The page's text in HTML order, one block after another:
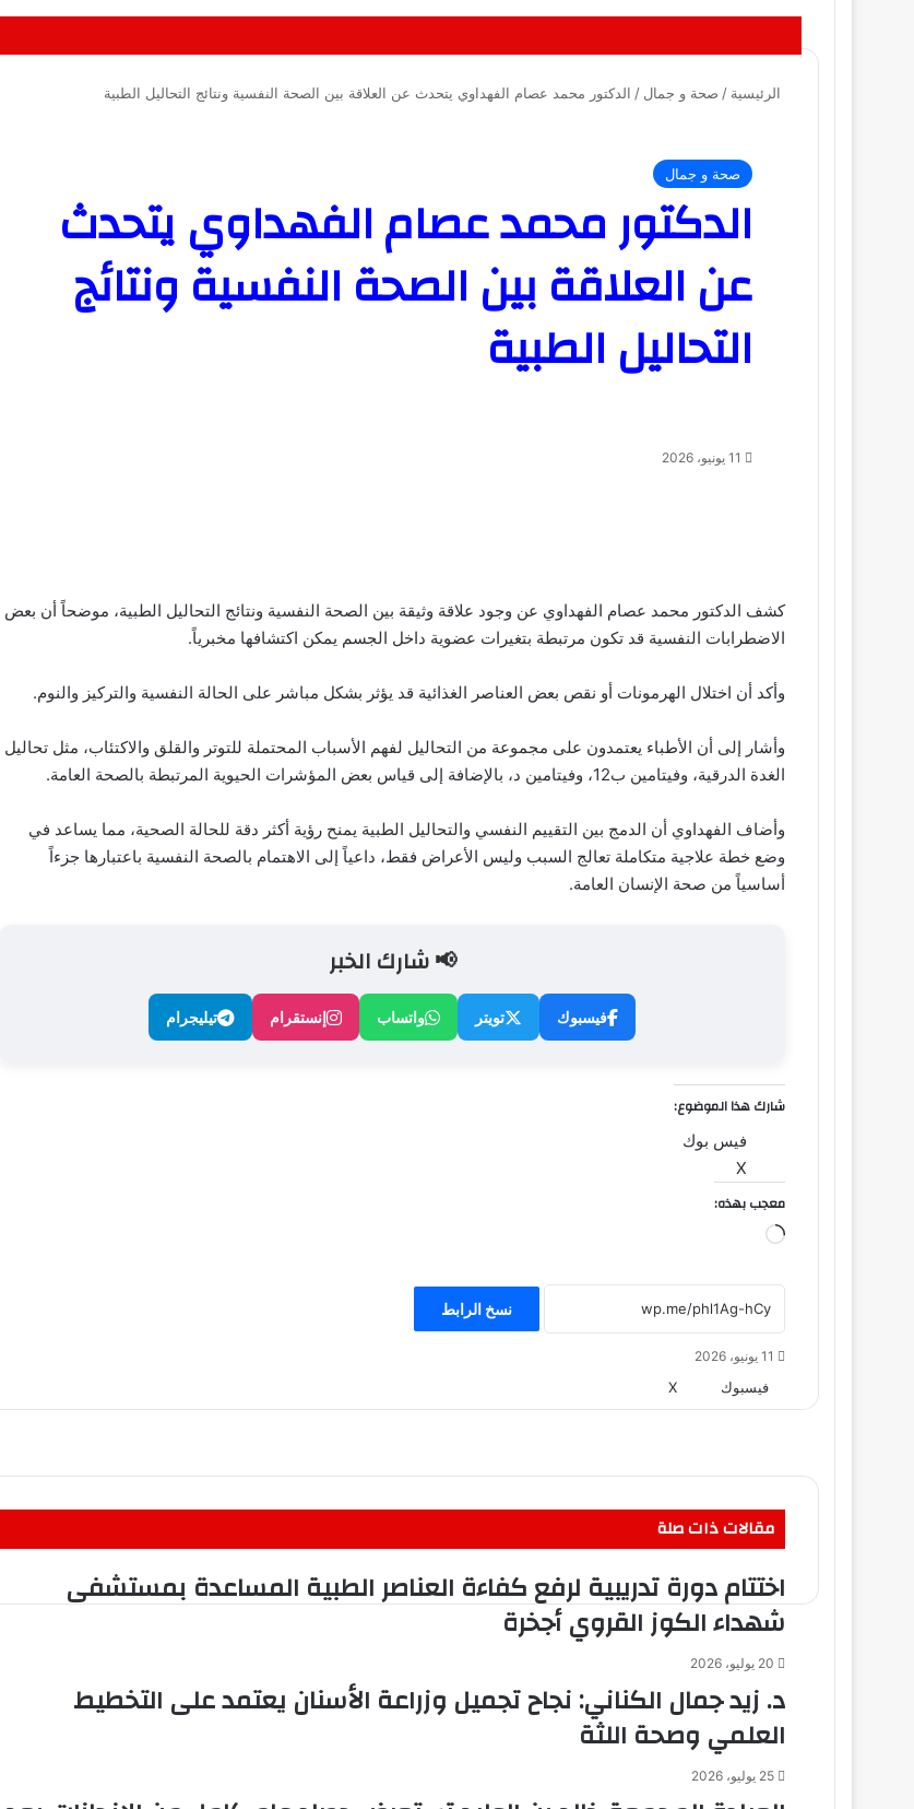
الرئيسية / صحة و جمال / الدكتور محمد عصام الفهداوي يتحدث عن العلاقة بين الصحة النفسية ونتائج التحاليل الطبية
صحة و جمال
الدكتور محمد عصام الفهداوي يتحدث
عن العلاقة بين الصحة النفسية ونتائج
التحاليل الطبية
11 يونيو، 2026
كشف الدكتور محمد عصام الفهداوي عن وجود علاقة وثيقة بين الصحة النفسية ونتائج التحاليل الطبية، موضحاً أن بعض
الاضطرابات النفسية قد تكون مرتبطة بتغيرات عضوية داخل الجسم يمكن اكتشافها مخبرياً.
وأكد أن اختلال الهرمونات أو نقص بعض العناصر الغذائية قد يؤثر بشكل مباشر على الحالة النفسية والتركيز والنوم.
وأشار إلى أن الأطباء يعتمدون على مجموعة من التحاليل لفهم الأسباب المحتملة للتوتر والقلق والاكتئاب، مثل تحاليل
الغدة الدرقية، وفيتامين ب12، وفيتامين د، بالإضافة إلى قياس بعض المؤشرات الحيوية المرتبطة بالصحة العامة.
وأضاف الفهداوي أن الدمج بين التقييم النفسي والتحاليل الطبية يمنح رؤية أكثر دقة للحالة الصحية، مما يساعد في
وضع خطة علاجية متكاملة تعالج السبب وليس الأعراض فقط، داعياً إلى الاهتمام بالصحة النفسية باعتبارها جزءاً
أساسياً من صحة الإنسان العامة.
📢 شارك الخبر
فيسبوك تويتر واتساب إنستقرام تيليجرام
شارك هذا الموضوع:
فيس بوك
X
معجب بهذه:
جاري
نسخ الرابط
11 يونيو، 2026
فيسبوك ‫X
عبر
مقالات ذات صلة
اختتام دورة تدريبية لرفع كفاءة العناصر الطبية المساعدة بمستشفى
شهداء الكوز القروي أجخرة
20 يوليو، 2026
د. زيد جمال الكناني: نجاح تجميل وزراعة الأسنان يعتمد على التخطيط
العلمي وصحة اللثة
25 يوليو، 2026